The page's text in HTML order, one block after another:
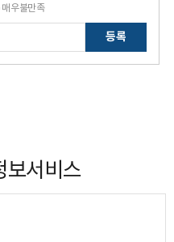
매우불만족
등록
보서비스